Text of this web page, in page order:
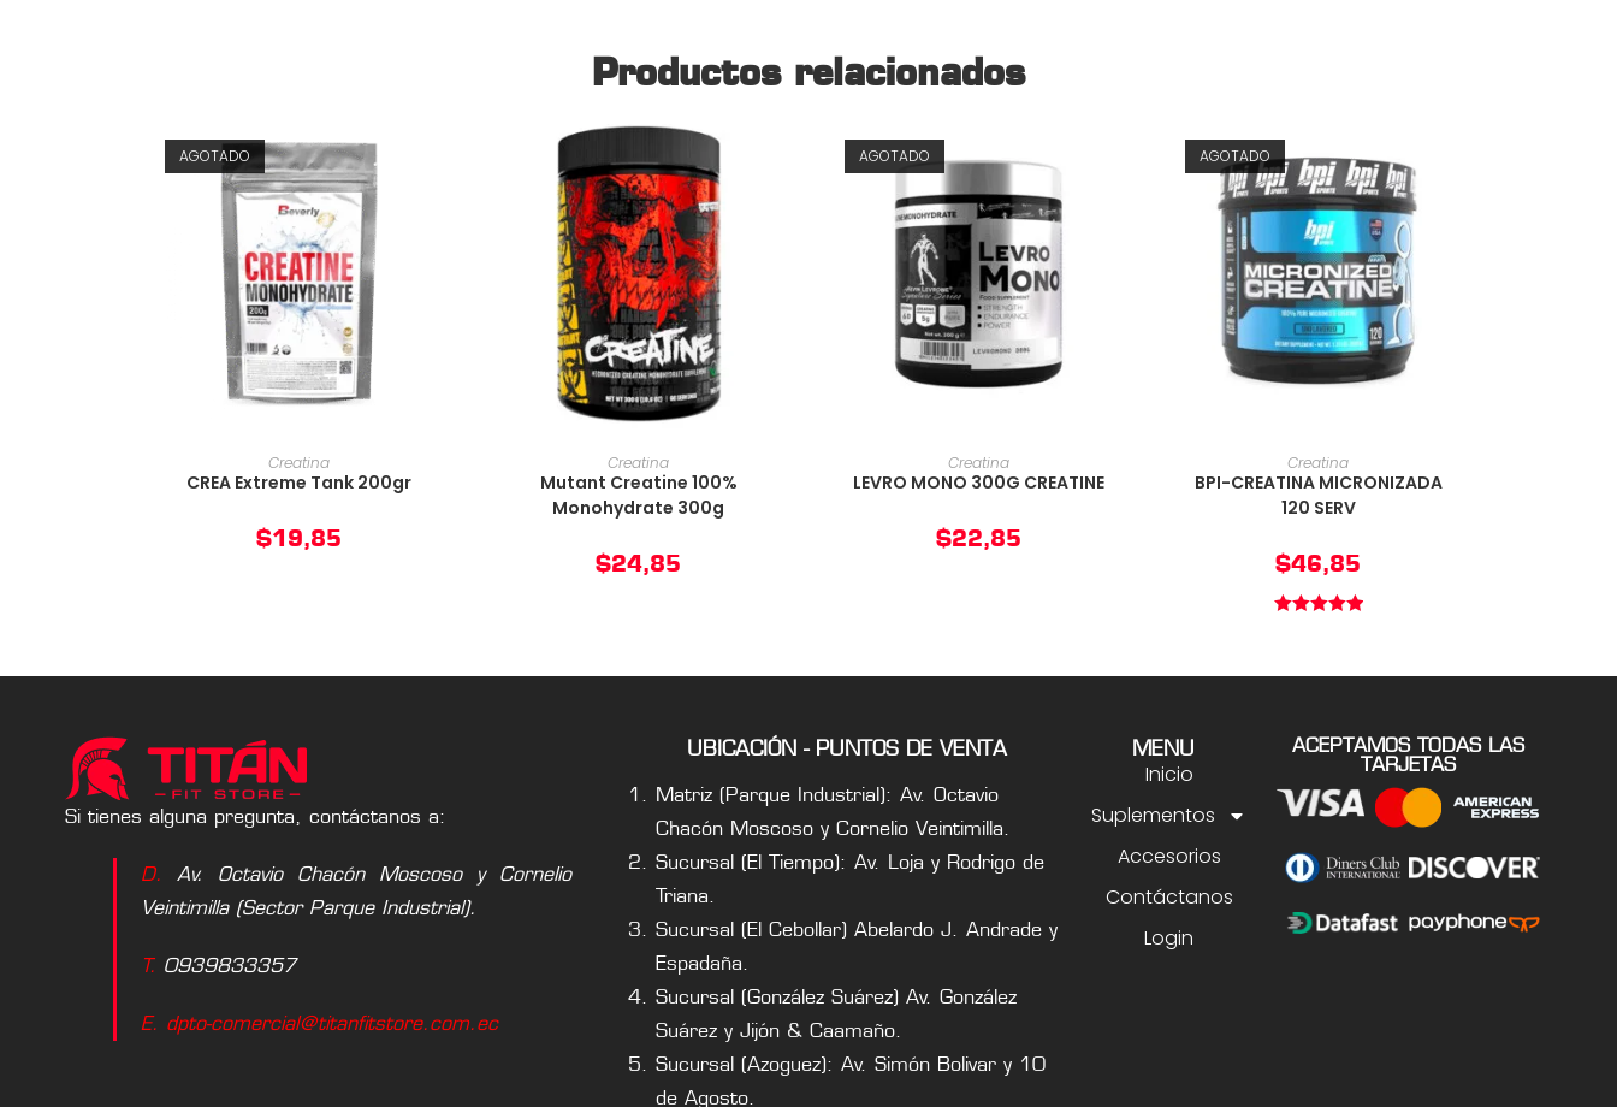
Productos relacionados
AGOTADO
AÑADIR AL CARRITO
Creatina
CREA Extreme Tank 200gr
$19,85
AÑADIR AL CARRITO
Creatina
Mutant Creatine 100%
Monohydrate 300g
$24,85
AGOTADO
AÑADIR AL CARRITO
Creatina
LEVRO MONO 300G CREATINE
$22,85
AGOTADO
AÑADIR AL CARRITO
Creatina
BPI-CREATINA MICRONIZADA
120 SERV
$46,85
Si tienes alguna pregunta, contáctanos a:
D. Av. Octavio Chacón Moscoso y Cornelio
Veintimilla (Sector Parque Industrial).
T. 0939833357
E. dpto-comercial@titanfitstore.com.ec
UBICACIÓN - PUNTOS DE VENTA
Matriz (Parque Industrial): Av. Octavio
Chacón Moscoso y Cornelio Veintimilla.
Sucursal (El Tiempo): Av. Loja y Rodrigo de
Triana.
Sucursal (El Cebollar) Abelardo J. Andrade y
Espadaña.
Sucursal (González Suárez) Av. González
Suárez y Jijón & Caamaño.
Sucursal (Azoguez): Av. Simón Bolivar y 10
de Agosto.
MENU
Inicio
Suplementos
Accesorios
Contáctanos
Login
ACEPTAMOS TODAS LAS
TARJETAS